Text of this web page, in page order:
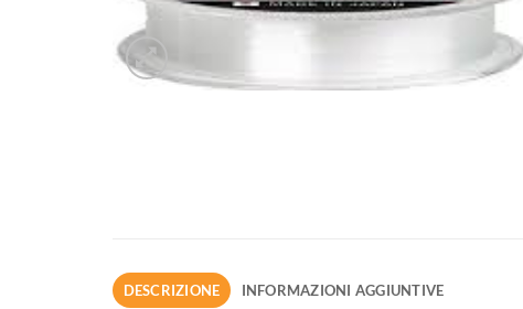
DESCRIZIONE INFORMAZIONI AGGIUNTIVE